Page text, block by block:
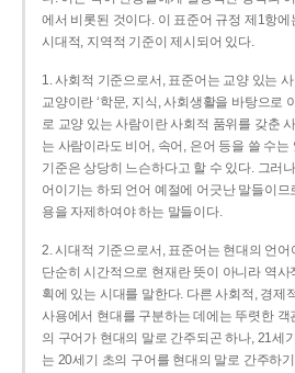
에서 비롯된 것이다. 이 표준어 규정 제1항
시대적, 지역적 기준이 제시되어 있다.
1. 사회적 기준으로서, 표준어는 교양 있는
교양이란 ‘학문, 지식, 사회생활을 바탕으로
로 교양 있는 사람이란 사회적 품위를 갖춘
는 사람이라도 비어, 속어, 은어 등을 쓸 수는
기준은 상당히 느슨하다고 할 수 있다. 그러
어이기는 하되 언어 예절에 어긋난 말들이
용을 자제하여야 하는 말들이다.
2. 시대적 기준으로서, 표준어는 현대의 언어
단순히 시간적으로 현재란 뜻이 아니라 역
획에 있는 시대를 말한다. 다른 사회적, 경제
사용에서 현대를 구분하는 데에는 뚜렷한
의 구어가 현대의 말로 간주되곤 하나, 21세
는 20세기 초의 구어를 현대의 말로 간주하